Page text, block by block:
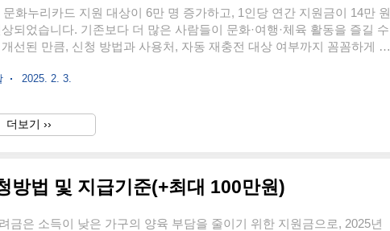
문화누리카드 지원 대상이 6만 명 증가하고, 1인당 연간 지원금이 14만 원
되었습니다. 기존보다 더 많은 사람들이 문화·여행·체육 활동을 즐길 수
선된 만큼, 신청 방법과 사용처, 자동 재충전 대상 여부까지 꼼꼼하게 알
포함되었으며, 바둑, 낚시 등 새로운 결제 가능 항목도 추가되었습니다.
대상 및 지원금 인상 내용문화누리카드는 기초생활수급자 및 차상위계
생활을 지원하기 위한 국가 복지 정책입니다. 올해는 지원 대상이 확대
2025. 2. 3.
더보기 ››
방법 및 지급기준(+최대 100만원)
금은 소득이 낮은 가구의 양육 부담을 줄이기 위한 지원금으로, 2025년